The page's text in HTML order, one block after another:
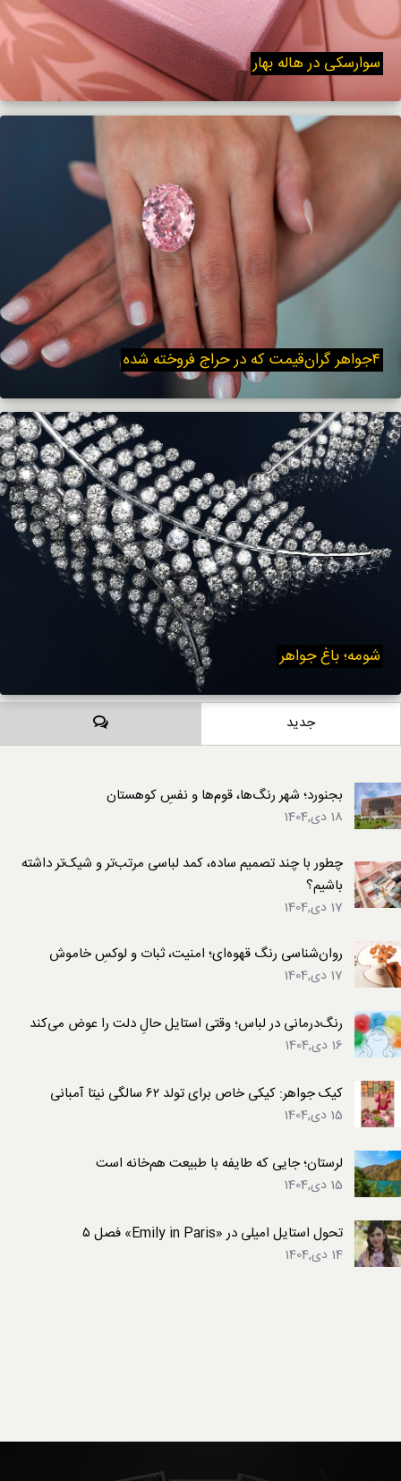
سوارسکی در هاله بهار
۴جواهر گران‌قیمت که در حراج فروخته شده
شومه؛ باغ جواهر
جدید دیدگاه‌ها
بجنورد؛ شهر رنگ‌ها، قوم‌ها و نفسِ کوهستان
18 دی,1404
چطور با چند تصمیم ساده، کمد لباسی مرتب‌تر و شیک‌تر داشته
باشیم؟
17 دی,1404
روان‌شناسی رنگ قهوه‌ای؛ امنیت، ثبات و لوکسِ خاموش
17 دی,1404
رنگ‌درمانی در لباس؛ وقتی استایل حالِ دلت را عوض می‌کند
16 دی,1404
کیک جواهر: کیکی خاص برای تولد ۶۲ سالگی نیتا آمبانی
15 دی,1404
لرستان؛ جایی که طایفه با طبیعت هم‌خانه است
15 دی,1404
تحول استایل امیلی در «Emily in Paris» فصل ۵
14 دی,1404